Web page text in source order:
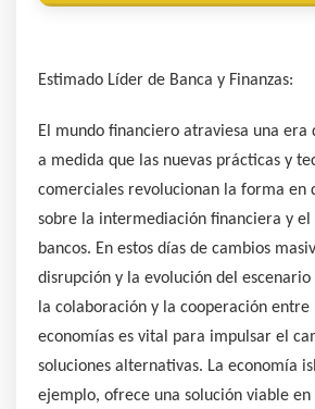
Estimado Líder de Banca y Finanzas:
El mundo financiero atraviesa una era
a medida que las nuevas prácticas y
comerciales revolucionan la forma en
sobre la intermediación financiera y el
bancos. En estos días de cambios
disrupción y la evolución del
la colaboración y la cooperación entre
economías es vital para impulsar el
soluciones alternativas. La economía
ejemplo, ofrece una solución viable